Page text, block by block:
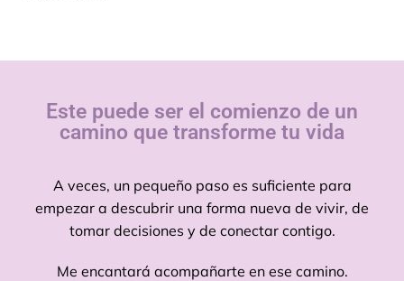
Este puede ser el comienzo de un
camino que transforme tu vida
A veces, un pequeño paso es suficiente para
empezar a descubrir una forma nueva de vivir, de
tomar decisiones y de conectar contigo.
Me encantará acompañarte en ese camino.